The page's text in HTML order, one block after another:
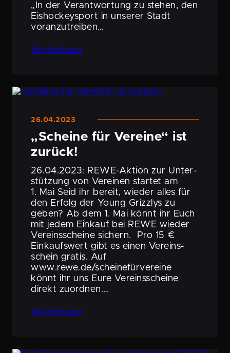
„In der Verant­wor­tung zu stehen, den
Eisho­ckey­sport in unserer Stadt
voranzutreiben…
Weiter­lesen
26.04.2023
„Scheine für Vereine“ ist
zurück!
26.04.2023: REWE-Aktion zur Unter­
stüt­zung von Vereinen startet am
1. Mai Seid ihr bereit, wieder alles für
den Erfolg der Young Grizzlys zu
geben? Ab dem 1. Mai könnt ihr Euch
mit jedem Einkauf bei REWE wieder
Vereins­scheine sichern. Pro 15 €
Einkaufs­wert gibt es einen Vereins­
schein gratis. Auf
www.rewe.de/scheinefürvereine
könnt ihr uns Eure Vereins­scheine
direkt zuordnen.…
Weiter­lesen